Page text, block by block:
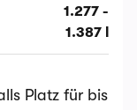
1.277 -
1.387 l
Platz für bis